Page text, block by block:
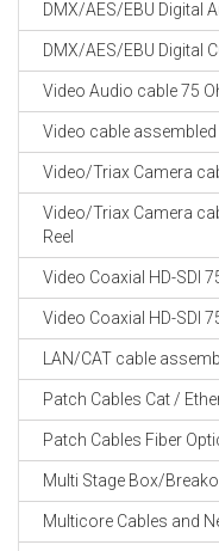
DMX/AES/EBU Digital
DMX/AES/EBU Digital
Video Audio cable 75
Video cable assembled
Video/Triax Camera
Video/Triax Camera
Reel
Video Coaxial HD-SDI
Video Coaxial HD-SDI
LAN/CAT cable
Patch Cables Cat /
Patch Cables Fiber
Multi Stage Box/
Multicore Cables and